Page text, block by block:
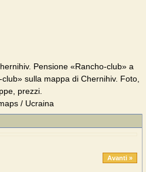
Pensione «Rancho-club» a
sulla mappa di Chernihiv. Foto,
prezzi.
/ Ucraina
Avanti »